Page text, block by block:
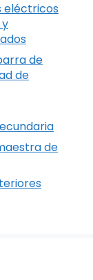
eléctricos
de
de
de